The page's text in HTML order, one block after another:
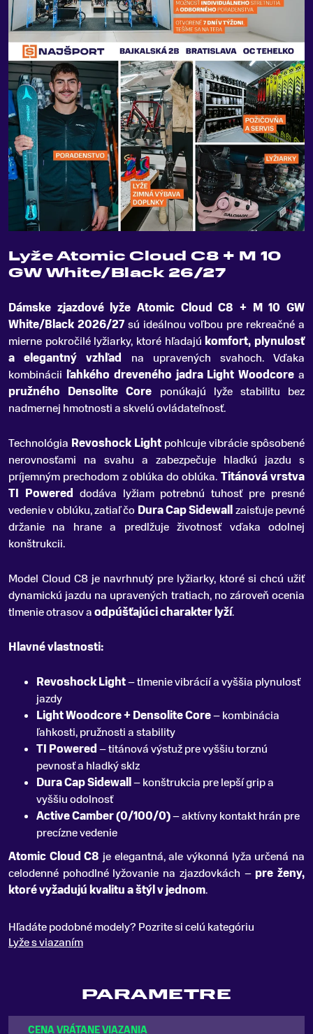
Lyže Atomic Cloud C8 + M 10
GW White/Black 26/27
Dámske zjazdové lyže Atomic Cloud C8 + M 10 GW
White/Black 2026/27sú ideálnou voľbou pre rekreačné a
mierne pokročilé lyžiarky, ktoré hľadajú komfort, plynulosť
a elegantný vzhľad na upravených svahoch.Vďaka
kombinácii ľahkého dreveného jadra Light Woodcore a
pružného Densolite Core ponúkajú lyže stabilitu bez
nadmernej hmotnosti a skvelú ovládateľnosť.
Technológia Revoshock Light pohlcuje vibrácie spôsobené
nerovnosťami na svahu a zabezpečuje hladkú jazdu s
príjemným prechodom z oblúka do oblúka. Titánová vrstva
TI Powered dodáva lyžiam potrebnú tuhosť pre presné
vedenie v oblúku, zatiaľ čo Dura Cap Sidewallzaisťuje pevné
držanie na hrane a predlžuje životnosť vďaka odolnej
konštrukcii.
Model Cloud C8 je navrhnutý pre lyžiarky, ktoré si chcú užiť
dynamickú jazdu na upravených tratiach, no zároveň ocenia
tlmenie otrasov aodpúšťajúci charakter lyží.
Hlavné vlastnosti:
Revoshock Light– tlmenie vibrácií a vyššia plynulosť
jazdy
Light Woodcore + Densolite Core– kombinácia
ľahkosti, pružnosti a stability
TI Powered– titánová výstuž pre vyššiu torznú
pevnosť a hladký sklz
Dura Cap Sidewall– konštrukcia pre lepší grip a
vyššiu odolnosť
Active Camber (0/100/0)– aktívny kontakt hrán pre
precízne vedenie
Atomic Cloud C8 je elegantná, ale výkonná lyža určená na
celodenné pohodlné lyžovanie na zjazdovkách – pre ženy,
ktoré vyžadujú kvalitu a štýl v jednom.
Hľadáte podobné modely? Pozrite si celú kategóriu
Lyže s viazaním
PARAMETRE
CENA VRÁTANE VIAZANIA